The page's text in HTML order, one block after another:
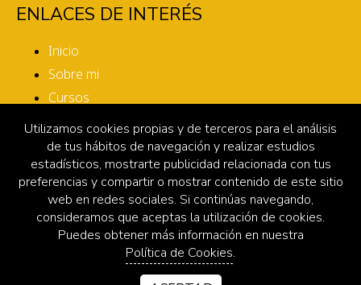
ENLACES DE INTERÉS
Inicio
Sobre mi
Cursos
Testimonios
Contacto
INFORMACIÓN LEGAL
Aviso legal
Política de privacidad
Utilizamos cookies propias y de terceros para el análisis
de tus hábitos de navegación y realizar estudios
estadísticos, mostrarte publicidad relacionada con tus
preferencias y compartir o mostrar contenido de este sitio
web en redes sociales. Si continúas navegando,
consideramos que aceptas la utilización de cookies.
Puedes obtener más información en nuestra
Política de Cookies.